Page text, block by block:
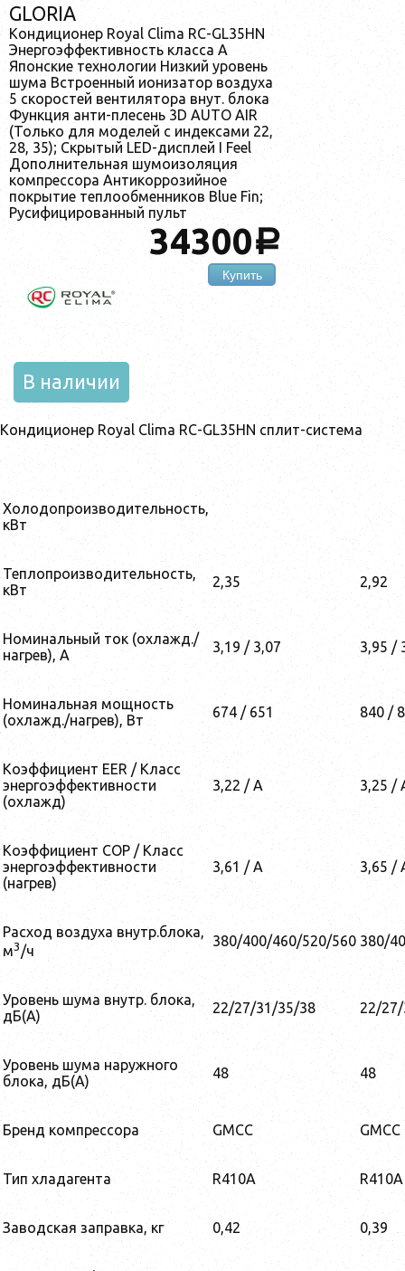
GLORIA
Кондиционер Royal Clima RC-GL35HN
Энергоэффективность класса А
Японские технологии Низкий уровень
шума Встроенный ионизатор воздуха
5 скоростей вентилятора внут. блока
Функция анти-плесень 3D AUTO AIR
(Только для моделей с индексами 22,
28, 35); Скрытый LED-дисплей I Feel
Дополнительная шумоизоляция
компрессора Антикоррозийное
покрытие теплообменников Blue Fin;
Русифицированный пульт
34300a
Купить
В наличии
Кондиционер Royal Clima RC-GL35HN сплит-система
Холодопроизводительность,
кВт
Теплопроизводительность,
кВт
2,35 2,92
Номинальный ток (охлажд./
нагрев), А
3,19 / 3,07 3,95 /
Номинальная мощность
(охлажд./нагрев), Вт
674 / 651 840 /
Коэффициент EER / Класс
энергоэффективности
(охлажд)
3,22 / A 3,25 /
Коэффициент COP / Класс
энергоэффективности
(нагрев)
3,61 / A 3,65 /
Расход воздуха внутр.блока,
м3 /ч
380/400/460/520/560 380/
Уровень шума внутр. блока,
дБ(А)
22/27/31/35/38 22/
Уровень шума наружного
блока, дБ(A)
48 48
Бренд компрессора GMCC GMCC
Тип хладагента R410A R410A
Заводская заправка, кг 0,42 0,39